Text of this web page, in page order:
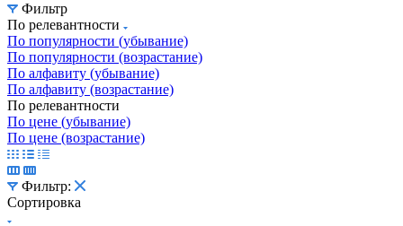
Фильтр
По релевантности
По популярности (убывание)
По популярности (возрастание)
По алфавиту (убывание)
По алфавиту (возрастание)
По релевантности
По цене (убывание)
По цене (возрастание)
Фильтр:
Сортировка